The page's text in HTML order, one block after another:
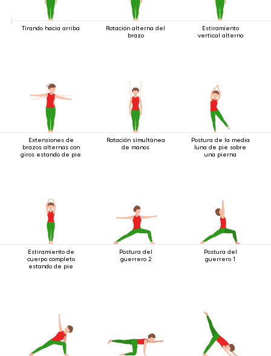
Tirando hacia arriba
Rotación alterna del
brazo
Estiramiento
vertical alterno
Extensiones de
brazos alternas con
giros estando de pie
Rotación simultánea
de manos
Postura de la media
luna de pie sobre
una pierna
Estiramiento de
cuerpo completo
estando de pie
Postura del
guerrero 2
Postura del
guerrero 1